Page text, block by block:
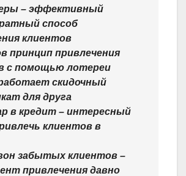
– эффективный
способ
клиентов
принцип привлечения
с помощью лотереи
скидочный
для друга
в кредит – интересный
клиентов в
забытых клиентов –
привлечения давно